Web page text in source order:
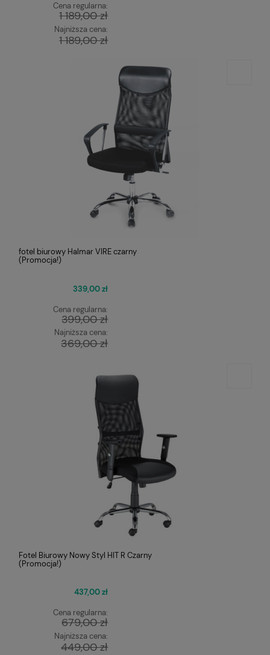
Cena regularna:
1 189,00 zł
Najniższa cena:
1 189,00 zł
fotel biurowy Halmar VIRE czarny
(Promocja!)
339,00 zł
Cena regularna:
399,00 zł
Najniższa cena:
369,00 zł
Fotel Biurowy Nowy Styl HIT R Czarny
(Promocja!)
437,00 zł
Cena regularna:
679,00 zł
Najniższa cena:
449,00 zł